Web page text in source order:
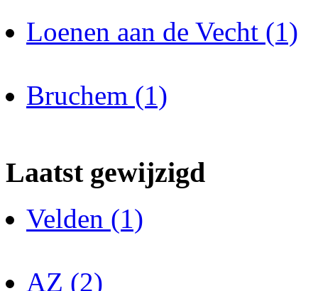
Loenen aan de Vecht (1)
Bruchem (1)
Laatst gewijzigd
Velden (1)
AZ (2)